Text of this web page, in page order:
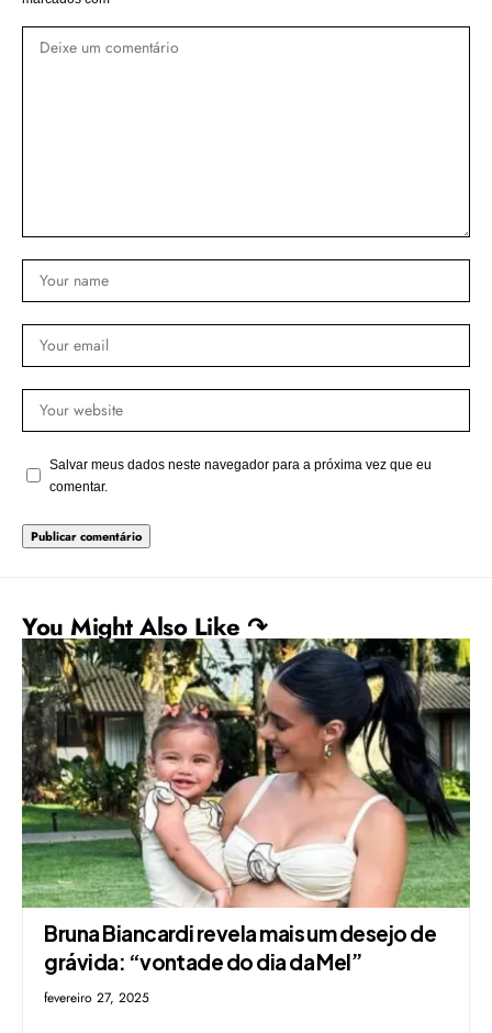
Salvar meus dados neste navegador para a próxima vez que eu
comentar.
You Might Also Like ↷
Bruna Biancardi revela mais um desejo de
grávida: “vontade do dia da Mel”
fevereiro 27, 2025